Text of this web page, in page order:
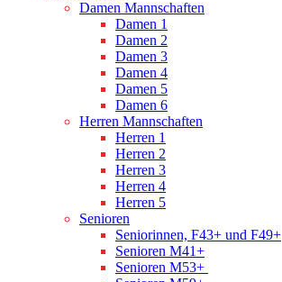
Damen Mannschaften
Damen 1
Damen 2
Damen 3
Damen 4
Damen 5
Damen 6
Herren Mannschaften
Herren 1
Herren 2
Herren 3
Herren 4
Herren 5
Senioren
Seniorinnen, F43+ und F49+
Senioren M41+
Senioren M53+